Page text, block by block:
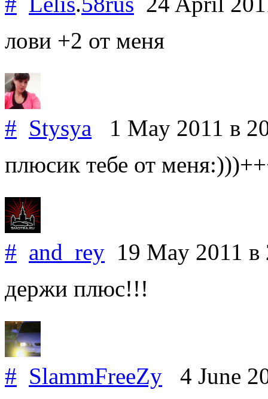
лови +2 от меня
# Stysya 1 May 2011 в
плюсик тебе от
# and_rey 19 May 2011 в
держи плюс!!!
# SlammFreeZy 4 June